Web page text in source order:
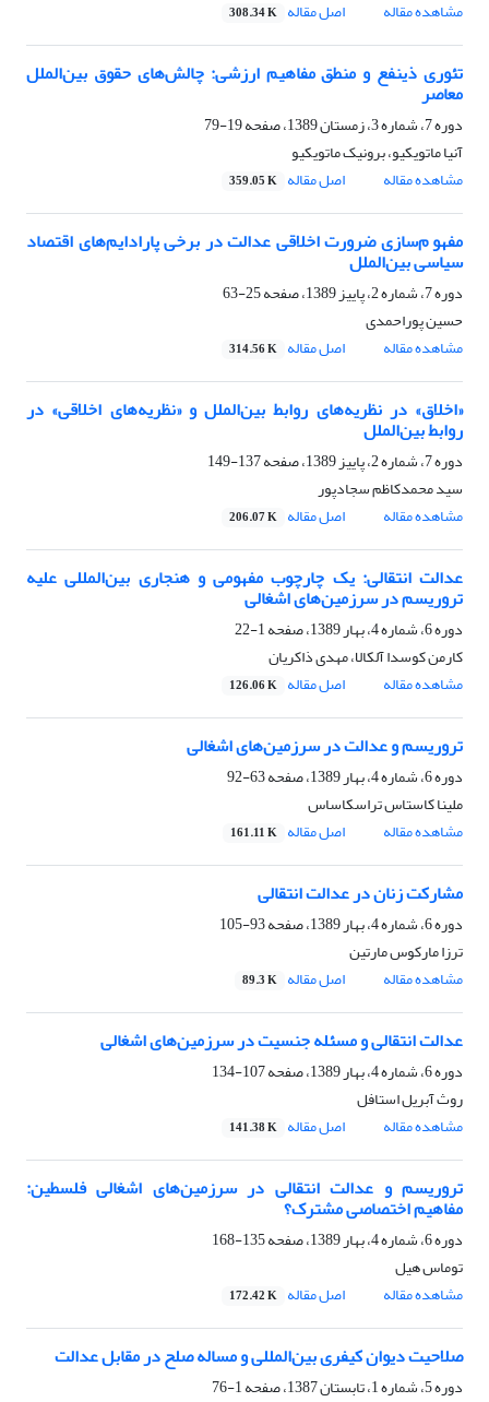
مشاهده مقاله اصل مقاله 308.34 K
تئوری ذینفع و منطق مفاهیم ارزشی: چالش‌های حقوق بین‌الملل
معاصر
دوره 7، شماره 3، زمستان 1389، صفحه
19-79
آنیا ماتویکیو، برونیک ماتویکیو
مشاهده مقاله
اصل مقاله 359.05 K
مفهو م‌سازی ضرورت اخلاقی عدالت در برخی پارادایم‌های اقتصاد
سیاسی بین‌الملل
دوره 7، شماره 2، پاییز 1389، صفحه
25-63
حسین پوراحمدی
مشاهده مقاله
اصل مقاله 314.56 K
«اخلاق» در نظریه‌های روابط بین‌الملل و «نظریه‌های اخلاقی» در
روابط بین‌الملل
دوره 7، شماره 2، پاییز 1389، صفحه
137-149
سید محمدکاظم سجادپور
مشاهده مقاله
اصل مقاله 206.07 K
عدالت انتقالی: یک چارچوب مفهومی و هنجاری بین‌المللی علیه
تروریسم در سرزمین‌های اشغالی
دوره 6، شماره 4، بهار 1389، صفحه
1-22
کارمن کوسدا آلکالا، مهدی ذاکریان
مشاهده مقاله
اصل مقاله 126.06 K
تروریسم و عدالت در سرزمین‌های اشغالی
دوره 6، شماره 4، بهار 1389، صفحه
63-92
ملینا کاستاس تراسکاساس
مشاهده مقاله
اصل مقاله 161.11 K
مشارکت زنان در عدالت انتقالی
دوره 6، شماره 4، بهار 1389، صفحه
93-105
ترزا مارکوس مارتین
مشاهده مقاله
اصل مقاله 89.3 K
عدالت انتقالی و مسئله جنسیت در سرزمین‌های اشغالی
دوره 6، شماره 4، بهار 1389، صفحه
107-134
روث آبریل استافل
مشاهده مقاله
اصل مقاله 141.38 K
تروریسم و عدالت انتقالی در سرزمین‌های اشغالی فلسطین:
مفاهیم اختصاصی مشترک؟
دوره 6، شماره 4، بهار 1389، صفحه
135-168
توماس هیل
مشاهده مقاله
اصل مقاله 172.42 K
صلاحیت دیوان کیفری بین‌المللی و مساله صلح در مقابل عدالت
دوره 5، شماره 1، تابستان 1387، صفحه
1-76